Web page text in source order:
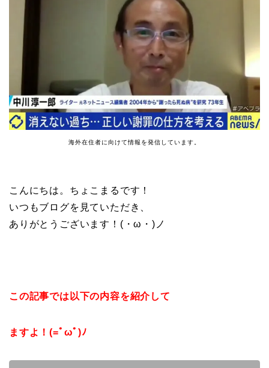
海外在住者に向けて情報を発信しています。
こんにちは。ちょこまるです！
いつもブログを見ていただき、
ありがとうございます！(・ω・)ノ
この記事では以下の内容を紹介して
ますよ！(=ﾟωﾟ)ﾉ